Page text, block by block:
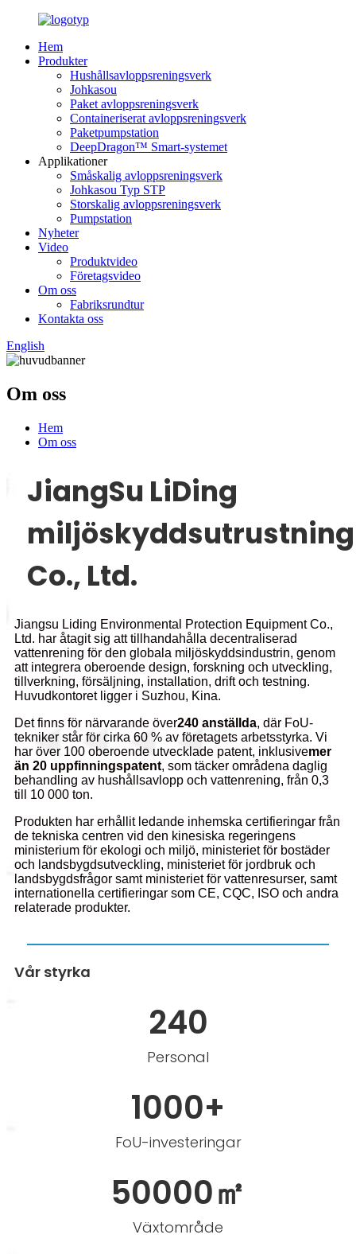
Hem
Produkter
Hushållsavloppsreningsverk
Johkasou
Paket avloppsreningsverk
Containeriserat avloppsreningsverk
Paketpumpstation
DeepDragon™ Smart-systemet
Applikationer
Småskalig avloppsreningsverk
Johkasou Typ STP
Storskalig avloppsreningsverk
Pumpstation
Nyheter
Video
Produktvideo
Företagsvideo
Om oss
Fabriksrundtur
Kontakta oss
English
Om oss
Hem
Om oss
JiangSu LiDing
miljöskyddsutrustning
Co., Ltd.
Jiangsu Liding Environmental Protection Equipment Co.,
Ltd. har åtagit sig att tillhandahålla decentraliserad
vattenrening för den globala miljöskyddsindustrin, genom
att integrera oberoende design, forskning och utveckling,
tillverkning, försäljning, installation, drift och testning.
Huvudkontoret ligger i Suzhou, Kina.
Det finns för närvarande över240 anställda, där FoU-
tekniker står för cirka 60 % av företagets arbetsstyrka. Vi
har över 100 oberoende utvecklade patent, inklusivemer
än 20 uppfinningspatent, som täcker områdena daglig
behandling av hushållsavlopp och vattenrening, från 0,3
till 10 000 ton.
Produkten har erhållit ledande inhemska certifieringar från
de tekniska centren vid den kinesiska regeringens
ministerium för ekologi och miljö, ministeriet för bostäder
och landsbygdsutveckling, ministeriet för jordbruk och
landsbygdsfrågor samt ministeriet för vattenresurser, samt
internationella certifieringar som CE, CQC, ISO och andra
relaterade produkter.
Vår styrka
240
Personal
1000+
FoU-investeringar
50000㎡
Växtområde